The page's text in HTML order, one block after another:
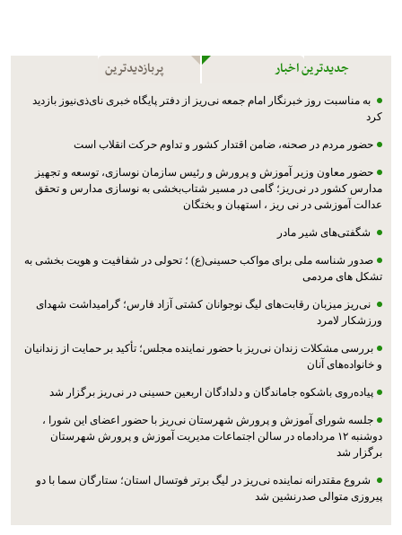
جدیدترین اخبار پربازدیدترین
حضور معاون وزیر آموزش و پرورش و رئیس سازمان نوسازی، توسعه و تجهیز
مدارس کشور در نی‌ریز؛ گامی در مسیر شتاب‌بخشی به نوسازی مدارس و تحقق
صدور شناسه ملی برای مواکب حسینی(ع) ؛ تحولی در شفافیت و هویت بخشی به
نی‌ریز میزبان رقابت‌های لیگ نوجوانان کشتی آزاد فارس؛ گرامیداشت شهدای
بررسی مشکلات زندان نی‌ریز با حضور نماینده مجلس؛ تأکید بر حمایت از زندانیان
جلسه شورای آموزش و پرورش شهرستان نی‌ریز با حضور اعضای این شورا ،
شروع مقتدرانه نماینده نی‌ریز در لیگ برتر فوتسال استان؛ ستارگان سما با دو